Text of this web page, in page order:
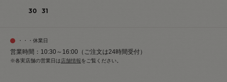
30
31
・・・休業日
営業時間：10:30～16:00（ご注文は24時間受付）
※各実店舗の営業日は 店舗情報をご覧ください。